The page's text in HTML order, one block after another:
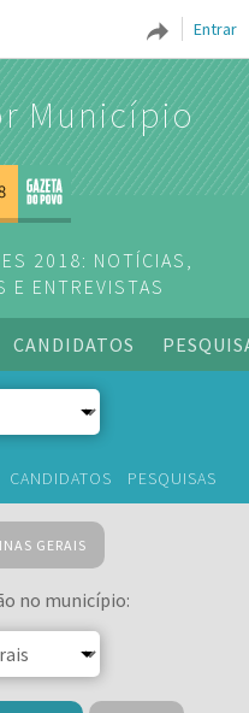
Entrar
Município
2018: NOTÍCIAS,
E ENTREVISTAS
CANDIDATOS
CANDIDATOS PESQUISAS
GERAIS
no município: